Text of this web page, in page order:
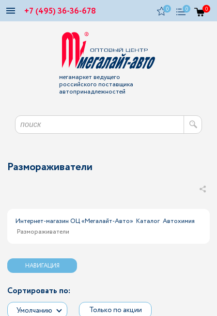
+7 (495) 36-36-678 0 0 0
мегамаркет ведущего
российского поставщика
автопринадлежностей
Размораживатели
Интернет-магазин ОЦ «Мегалайт-Авто» Каталог Автохимия
Размораживатели
НАВИГАЦИЯ
Сортировать по:
Умолчанию Только по акции